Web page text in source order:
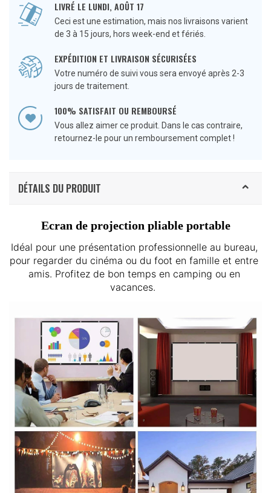
LIVRÉ LE LUNDI, AOÛT 17
Ceci est une estimation, mais nos livraisons varient
de 3 à 15 jours, hors week-end et fériés.
EXPÉDITION ET LIVRAISON SÉCURISÉES
Votre numéro de suivi vous sera envoyé après 2-3
jours de traitement.
100% SATISFAIT OU REMBOURSÉ
Vous allez aimer ce produit. Dans le cas contraire,
retournez-le pour un remboursement complet !
DÉTAILS DU PRODUIT
Ecran de projection pliable portable
Idéal pour une présentation professionnelle au bureau,
pour regarder du cinéma ou du foot en famille et entre
amis. Profitez de bon temps en camping ou en
vacances.